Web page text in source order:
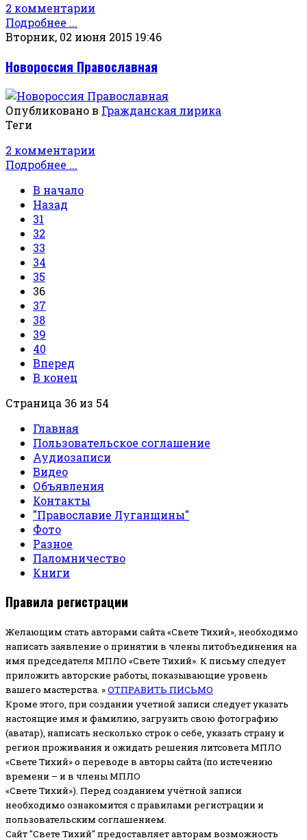
2 комментарии
Подробнее ...
Вторник, 02 июня 2015 19:46
Новороссия Православная
Опубликовано в Гражданская лирика
Теги
2 комментарии
Подробнее ...
В начало
Назад
31
32
33
34
35
36
37
38
39
40
Вперед
В конец
Страница 36 из 54
Главная
Пользовательское соглашение
Аудиозаписи
Видео
Объявления
Контакты
"Православие Луганщины"
Фото
Разное
Паломничество
Книги
Правила регистрации
Желающим стать авторами сайта «Свете Тихий», необходимо
написать заявление о принятии в члены литобъединения на
имя председателя МПЛО «Свете Тихий». К письму следует
приложить авторские работы, показывающие уровень
вашего мастерства. »ОТПРАВИТЬ ПИСЬМО
Кроме этого, при создании учетной записи следует указать
настоящие имя и фамилию, загрузить свою фотографию
(аватар), написать несколько строк о себе, указать страну и
регион проживания и ожидать решения литсовета МПЛО
«Свете Тихий» о переводе в авторы сайта (по истечению
времени – и в члены МПЛО
«Свете Тихий»). Перед созданием учётной записи
необходимо ознакомится с правилами регистрации и
пользовательским соглашением.
Сайт "Свете Тихий" предоставляет авторам возможность